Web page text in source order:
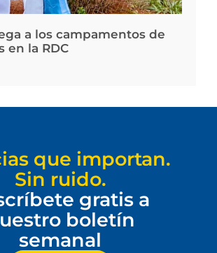
a los campamentos de
en la RDC
que importan.
Sin ruido.
gratis a
boletín
semanal